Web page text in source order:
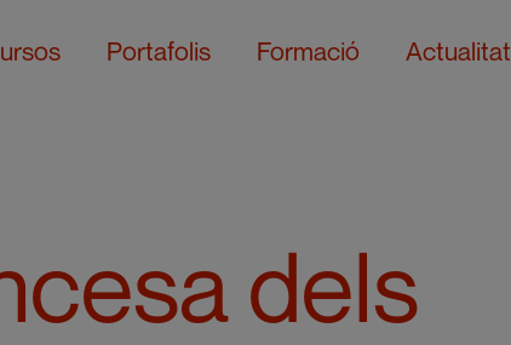
Portafolis Formació Actualitat
dels